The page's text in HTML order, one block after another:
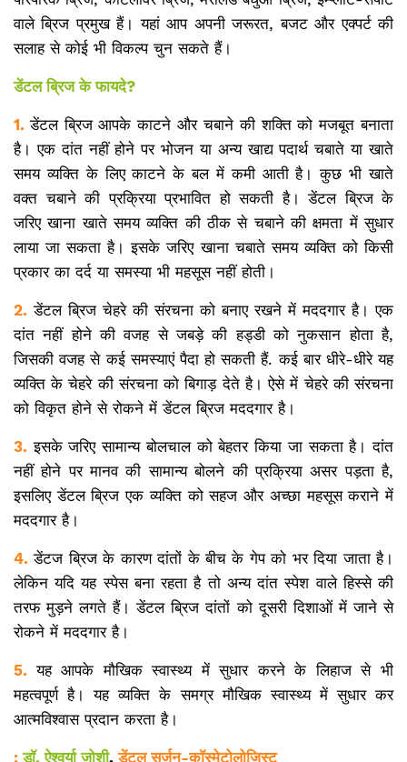
वाले ब्रिज प्रमुख हैं। यहां आप अपनी जरूरत, बजट और एक्पर्ट की
सलाह से कोई भी विकल्प चुन सकते हैं।
डेंटल ब्रिज के फायदे?
1.डेंटल ब्रिज आपके काटने और चबाने की शक्ति को मजबूत बनाता
है। एक दांत नहीं होने पर भोजन या अन्य खाद्य पदार्थ चबाते या खाते
समय व्यक्ति के लिए काटने के बल में कमी आती है। कुछ भी खाते
वक्त चबाने की प्रक्रिया प्रभावित हो सकती है। डेंटल ब्रिज के
जरिए खाना खाते समय व्यक्ति की ठीक से चबाने की क्षमता में सुधार
लाया जा सकता है। इसके जरिए खाना चबाते समय व्यक्ति को किसी
प्रकार का दर्द या समस्या भी महसूस नहीं होती।
2. डेंटल ब्रिज चेहरे की संरचना को बनाए रखने में मददगार है। एक
दांत नहीं होने की वजह से जबड़े की हड्डी को नुकसान होता है,
जिसकी वजह से कई समस्याएं पैदा हो सकती हैं. कई बार धीरे-धीरे यह
व्यक्ति के चेहरे की संरचना को बिगाड़ देते है। ऐसे में चेहरे की संरचना
को विकृत होने से रोकने में डेंटल ब्रिज मददगार है।
3. इसके जरिए सामान्य बोलचाल को बेहतर किया जा सकता है। दांत
नहीं होने पर मानव की सामान्य बोलने की प्रक्रिया असर पड़ता है,
इसलिए डेंटल ब्रिज एक व्यक्ति को सहज और अच्छा महसूस कराने में
मददगार है।
4. डेंटज ब्रिज के कारण दांतों के बीच के गेप को भर दिया जाता है।
लेकिन यदि यह स्पेस बना रहता है तो अन्य दांत स्पेश वाले हिस्से की
तरफ मुड़ने लगते हैं। डेंटल ब्रिज दांतों को दूसरी दिशाओं में जाने से
रोकने में मददगार है।
5. यह आपके मौखिक स्वास्थ्य में सुधार करने के लिहाज से भी
महत्वपूर्ण है। यह व्यक्ति के समग्र मौखिक स्वास्थ्य में सुधार कर
आत्मविश्वास प्रदान करता है।
:डॉ. ऐश्वर्या जोशी, डेंटल सर्जन-कॉस्मेटोलोजिस्ट